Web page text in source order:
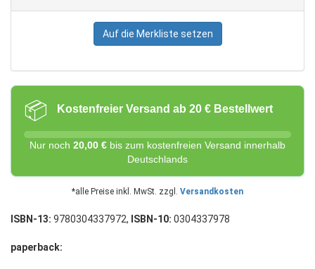
Auf die Merkliste setzen
📦 Kostenfreier Versand ab 20 € Bestellwert
Nur noch 20,00 € bis zum kostenfreien Versand innerhalb
Deutschlands
*alle Preise inkl. MwSt. zzgl. Versandkosten
ISBN-13: 9780304337972, ISBN-10: 0304337978
paperback: